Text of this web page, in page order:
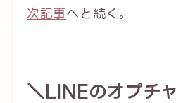
次記事へと続く。
＼LINEのオプチ